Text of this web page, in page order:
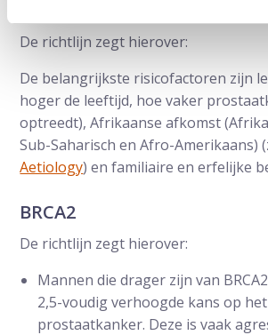
De richtlijn zegt hierover:
De belangrijkste risicofactoren zijn
hoger de leeftijd, hoe vaker
optreedt), Afrikaanse afkomst
Sub-Saharisch en Afro-Amerikaans)
Aetiology) en familiaire en erfelijke
BRCA2
De richtlijn zegt hierover:
Mannen die drager zijn van
2,5-voudig verhoogde kans op
prostaatkanker. Deze is vaak